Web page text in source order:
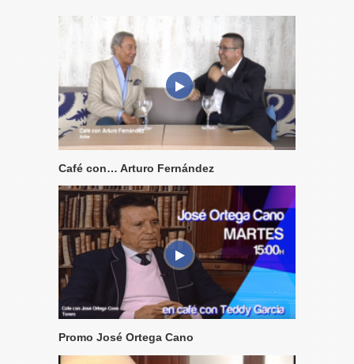
Café con… Arturo Fernández
Promo José Ortega Cano